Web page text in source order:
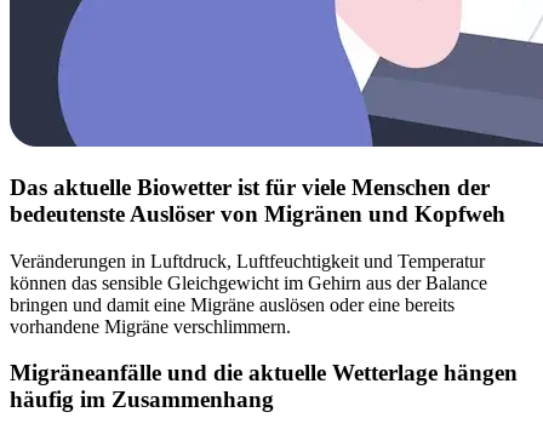
Das aktuelle Biowetter ist für viele Menschen der
bedeutenste Auslöser von Migränen und Kopfweh
Veränderungen in Luftdruck, Luftfeuchtigkeit und Temperatur
können das sensible Gleichgewicht im Gehirn aus der Balance
bringen und damit eine Migräne auslösen oder eine bereits
vorhandene Migräne verschlimmern.
Migräneanfälle und die aktuelle Wetterlage hängen
häufig im Zusammenhang